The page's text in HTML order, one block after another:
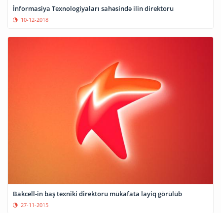
İnformasiya Texnologiyaları sahəsində ilin direktoru
10-12-2018
Bakcell-in baş texniki direktoru mükafata layiq görülüb
27-11-2015